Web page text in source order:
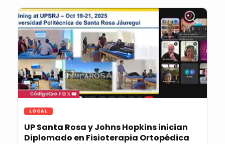
LOCAL
UP Santa Rosa y Johns Hopkins inician
Diplomado en Fisioterapia Ortopédica